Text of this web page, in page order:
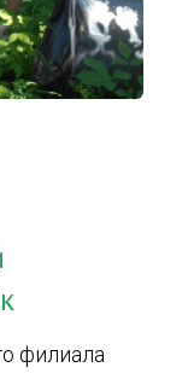
филиала